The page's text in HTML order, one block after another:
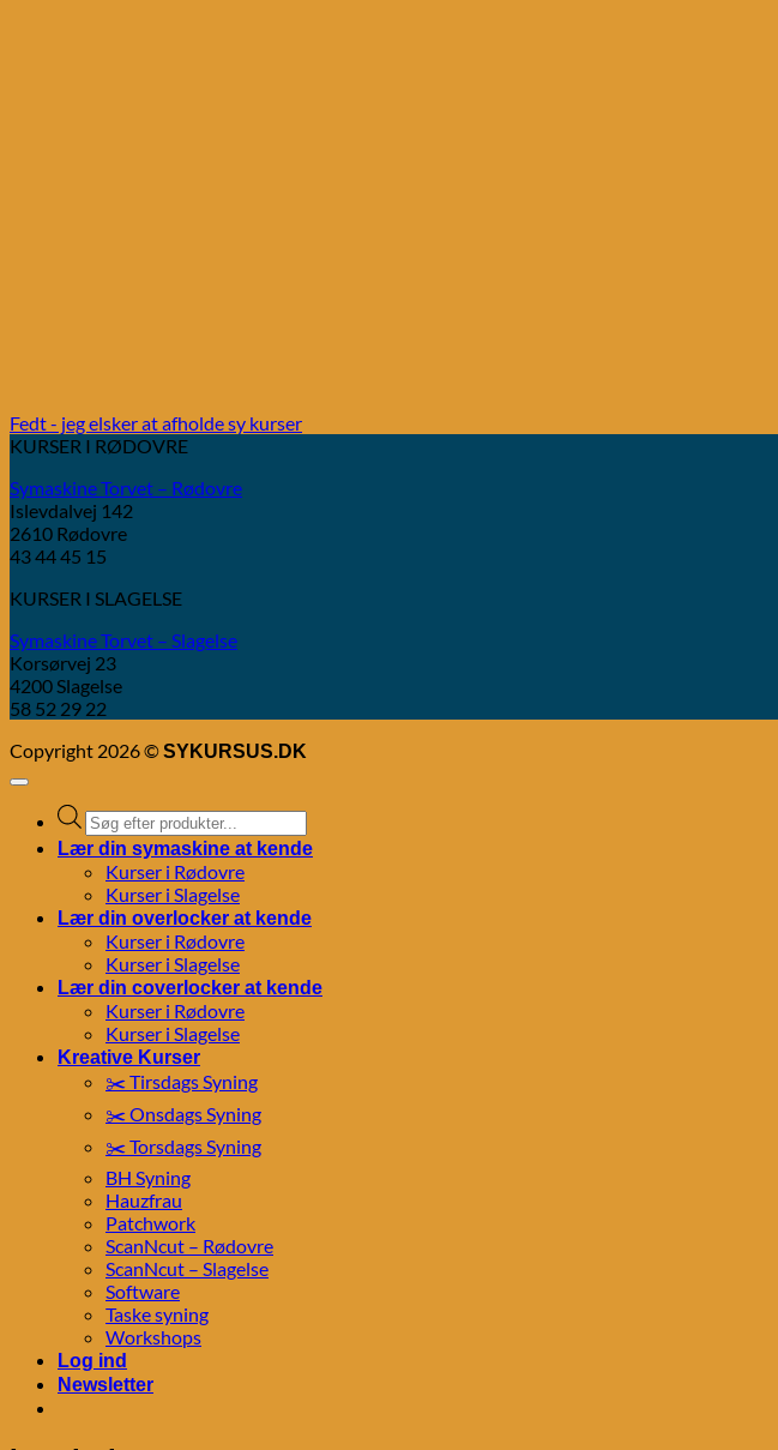
Fedt - jeg elsker at afholde sy kurser
KURSER I RØDOVRE
Symaskine Torvet – Rødovre
Islevdalvej 142
2610 Rødovre
43 44 45 15
KURSER I SLAGELSE
Symaskine Torvet – Slagelse
Korsørvej 23
4200 Slagelse
58 52 29 22
Copyright 2026 ©SYKURSUS.DK
Products
search
Lær din symaskine at kende
Kurser i Rødovre
Kurser i Slagelse
Lær din overlocker at kende
Kurser i Rødovre
Kurser i Slagelse
Lær din coverlocker at kende
Kurser i Rødovre
Kurser i Slagelse
Kreative Kurser
✂️ Tirsdags Syning
✂️ Onsdags Syning
✂️ Torsdags Syning
BH Syning
Hauzfrau
Patchwork
ScanNcut – Rødovre
ScanNcut – Slagelse
Software
Taske syning
Workshops
Log ind
Newsletter